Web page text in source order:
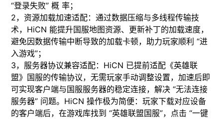
“登录失败” 概 率；
2，​资源加载加速适配：通过数据压缩与多线程传输技
术，HiCN 能提升国服地图资源、更新补丁的加载速度，
避免因数据传输中断导致的加载卡顿，助力玩家顺利 “进
入游戏”；
3，​服务器协议兼容适配：HiCN 已提前适配《英雄联
盟》国服的传输协议，无需玩家手动调整设置，加速后即
可实现客户端与国服服务器的稳定连接，解决 “无法连接
服务器” 问题。​HiCN 操作极为简便：玩家下载对应设备
的客户端后，在游戏库找到 “英雄联盟国服”，点击 “一键